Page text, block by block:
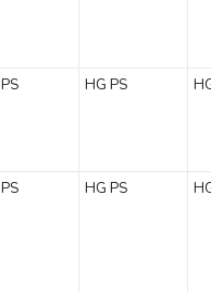
PS HG PS
PS HG PS